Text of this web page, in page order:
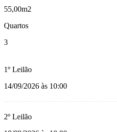
55,00m2
Quartos
3
1º Leilão
14/09/2026 às 10:00
2º Leilão